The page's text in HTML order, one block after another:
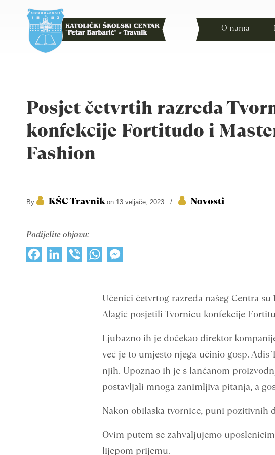
O nama
Posjet četvrtih razreda
konfekcije Fortitudo i
Fashion
By KŠC Travnikon 13 veljače, 2023 / Novosti
Podijelite objavu:
FacebookLinkedInViber WhatsApp
Učenici četvrtog razreda našeg Centra
Alagić posjetili Tvornicu konfekcije
Ljubazno ih je dočekao direktor
već je to umjesto njega učinio gosp.
njih. Upoznao ih je s lančanom
postavljali mnoga zanimljiva pitanja, a
Nakon obilaska tvornice, puni pozitivnih
Ovim putem se zahvaljujemo
lijepom prijemu.